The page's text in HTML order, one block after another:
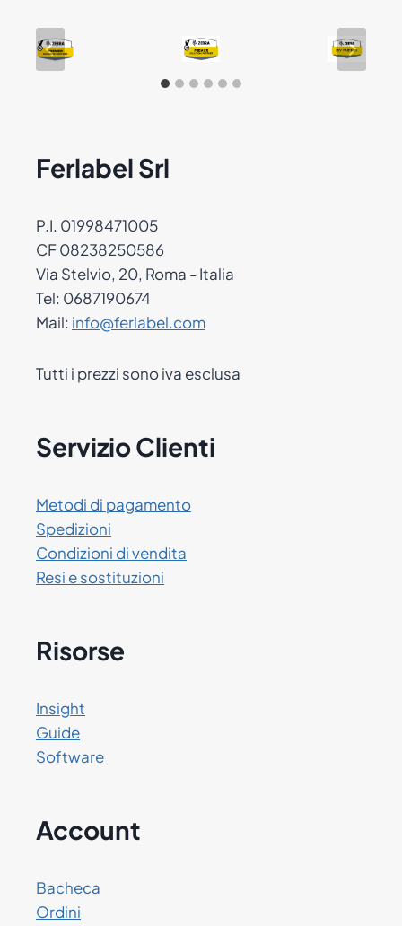
Ferlabel Srl
P.I. 01998471005
CF 08238250586
Via Stelvio, 20, Roma - Italia
Tel: 0687190674
Mail: info@ferlabel.com
Tutti i prezzi sono iva esclusa
Servizio Clienti
Metodi di pagamento
Spedizioni
Condizioni di vendita
Resi e sostituzioni
Risorse
Insight
Guide
Software
Account
Bacheca
Ordini